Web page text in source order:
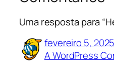
Uma resposta para
fevereiro 5, 2025
A WordPress